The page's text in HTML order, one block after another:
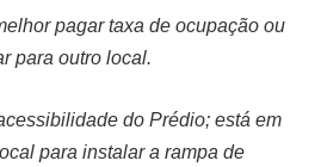
pagar taxa de ocupação ou
para outro local.
do Prédio; está em
para instalar a rampa de